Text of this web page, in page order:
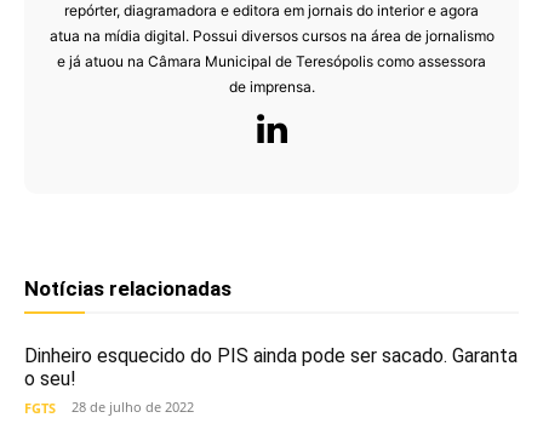
repórter, diagramadora e editora em jornais do interior e agora
atua na mídia digital. Possui diversos cursos na área de jornalismo
e já atuou na Câmara Municipal de Teresópolis como assessora
de imprensa.
Notícias relacionadas
Dinheiro esquecido do PIS ainda pode ser sacado. Garanta
o seu!
FGTS 28 de julho de 2022